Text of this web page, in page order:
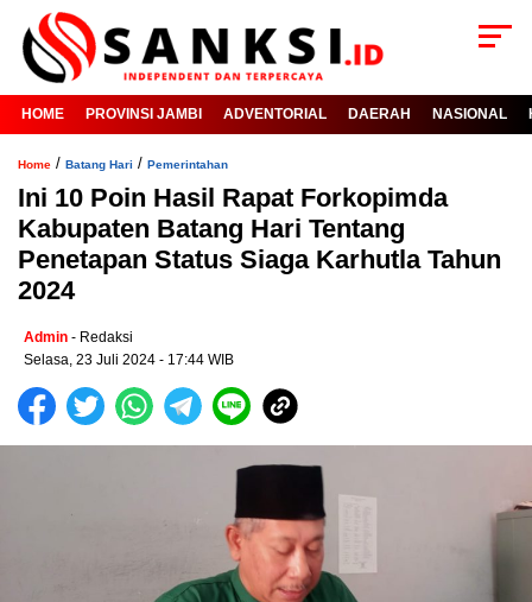
HOME PROVINSI JAMBI ADVENTORIAL DAERAH NASIONAL
Home / Batang Hari / Pemerintahan
Ini 10 Poin Hasil Rapat Forkopimda
Kabupaten Batang Hari Tentang
Penetapan Status Siaga Karhutla Tahun
2024
Admin - Redaksi
Selasa, 23 Juli 2024 - 17:44 WIB